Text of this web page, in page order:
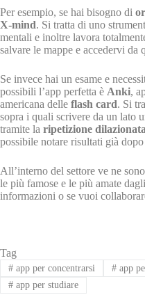
Per esempio, se hai bisogno di
X-mind. Si tratta di uno
mentali e inoltre lavora
salvare le mappe e accedervi da
Se invece hai un esame e
possibili l’app perfetta è Anki,
americana delle flash card. Si
sopra i quali scrivere da un lato
tramite la ripetizione dilazionata
possibile notare risultati già
All’interno del settore ve ne
le più famose e le più amate
informazioni o se vuoi
Tag
#app per concentrarsi #app
#app per studiare